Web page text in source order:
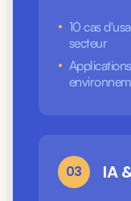
• 10 cas
secteur
•
03 IA